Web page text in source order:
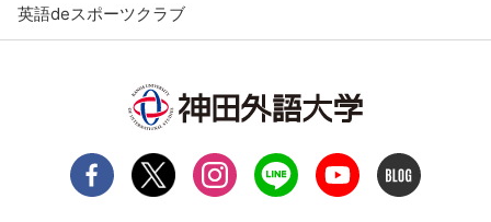
英語deスポーツクラブ